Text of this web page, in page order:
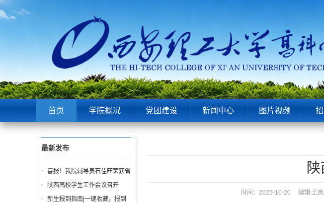
首页 学院概况 党团建设 新闻中心 图片视频
时间：2025-10-20 编辑:王岚
最新发布
喜报！我院辅导员石佳旺荣获省
级“优秀风采”奖！
陕西高校学生工作会议召开‌
新生报到指南|一键收藏，报到